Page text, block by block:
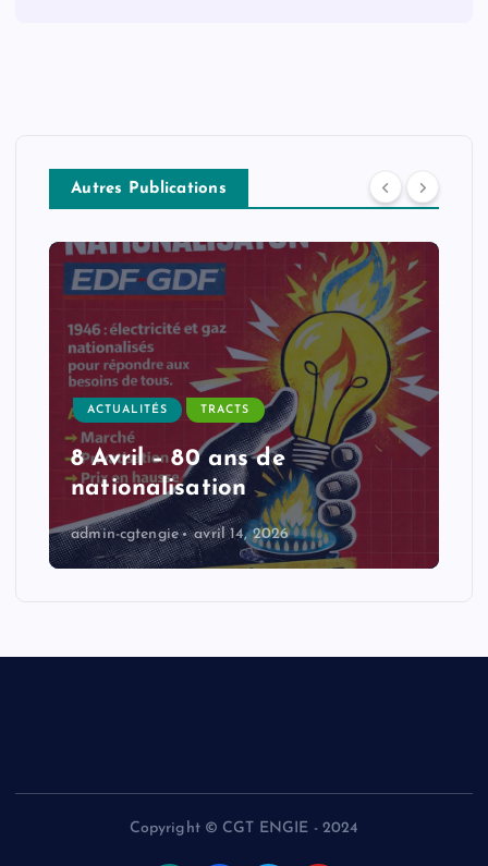
Autres Publications
ACTUALITÉS TRACTS
8 Avril – 80 ans de
nationalisation
admin-cgtengie avril 14, 2026
Copyright © CGT ENGIE - 2024